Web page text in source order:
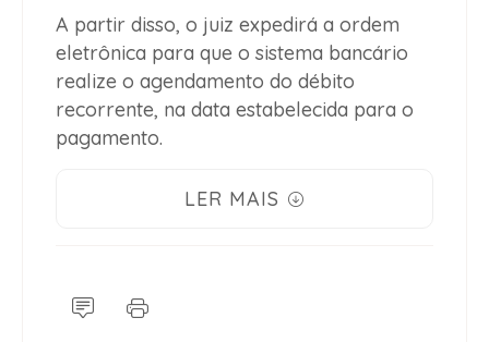
A partir disso, o juiz expedirá a ordem
eletrônica para que o sistema bancário
realize o agendamento do débito
recorrente, na data estabelecida para o
pagamento.
LER MAIS